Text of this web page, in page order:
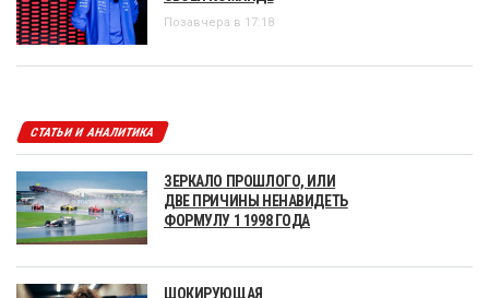
Позавчера в 17:18
СТАТЬИ И АНАЛИТИКА
ЗЕРКАЛО ПРОШЛОГО, ИЛИ
ДВЕ ПРИЧИНЫ НЕНАВИДЕТЬ
ФОРМУЛУ 1 1998 ГОДА
ШОКИРУЮЩАЯ